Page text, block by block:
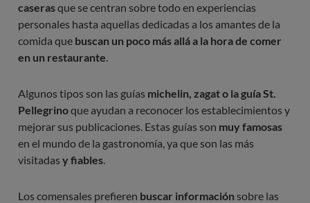
caserasque se centran sobre todo en experiencias
personales hasta aquellas dedicadas a los amantes de la
comida que buscan un poco más allá a la hora de comer
en un restaurante.
Algunos tipos son las guías michelin, zagat o la guía St.
Pellegrinoque ayudan a reconocer los establecimientos y
mejorar sus publicaciones. Estas guías son muy famosas
en el mundo de la gastronomía, ya que son las más
visitadas y fiables.
Los comensales prefieren buscar información sobre las